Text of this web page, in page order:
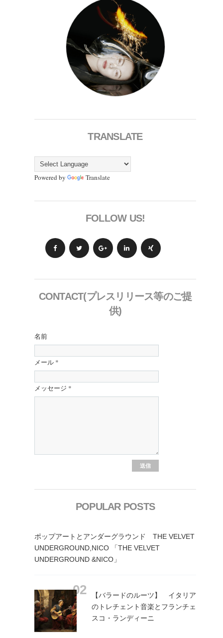
TRANSLATE
Powered by Translate
FOLLOW US!
CONTACT(プレスリリース等のご提
供)
名前
メール *
メッセージ *
POPULAR POSTS
ポップアートとアンダーグラウンド THE VELVET
UNDERGROUND,NICO 「THE VELVET
UNDERGROUND &NICO」
【バラードのルーツ】 イタリア
のトレチェント音楽とフランチェ
スコ・ランディーニ